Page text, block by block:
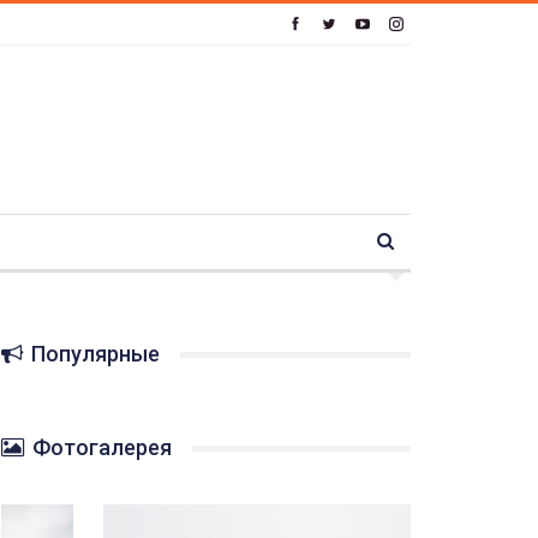
Популярные
Фотогалерея